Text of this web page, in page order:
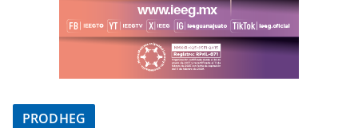
PRODHEG